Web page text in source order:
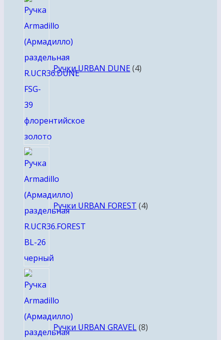
Ручки URBAN DUNE 4
Ручки URBAN FOREST 4
Ручки URBAN GRAVEL 8